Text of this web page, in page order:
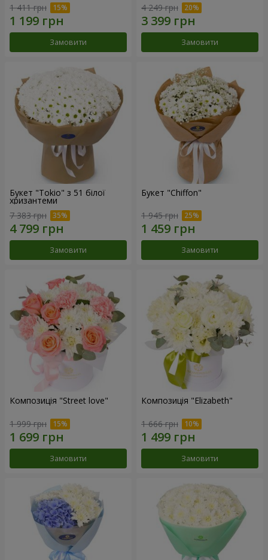
1 411 грн
Замовити
4 249 грн
Замовити
Букет "Tokio" з 51 білої
хризантеми
7 383 грн
Замовити
Букет "Chiffon"
1 945 грн
Замовити
Композиція "Street love"
1 999 грн
Замовити
Композиція "Elizabeth"
1 666 грн
Замовити